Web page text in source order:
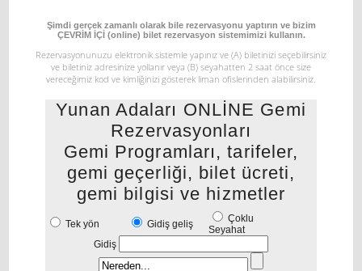
Şimdi gerçek zamanlı olarak bile rezervasyonu yaptırın ve bizim
ÇEVRİM İÇİ (online) bilet rezervasyon sistemimizi kullanın.
Rezervasyonunuzu elektronik sistemle yapınız ve (Α) biletinizi seçebilirsiniz
ve biletiniz adresinize yollanır veya (Β) seyahatten 2 saat önce size
vereceğimiz kod ve kimliğinizi gösterek liman ofislerinden alabilirsiniz.
Yunan Adaları ONLİNE Gemi
Rezervasyonları
Gemi Programları, tarifeler,
gemi geçerliği, bilet ücreti,
gemi bilgisi ve hizmetler
Tek yön Gidiş geliş
Çoklu
Seyahat
Gidiş